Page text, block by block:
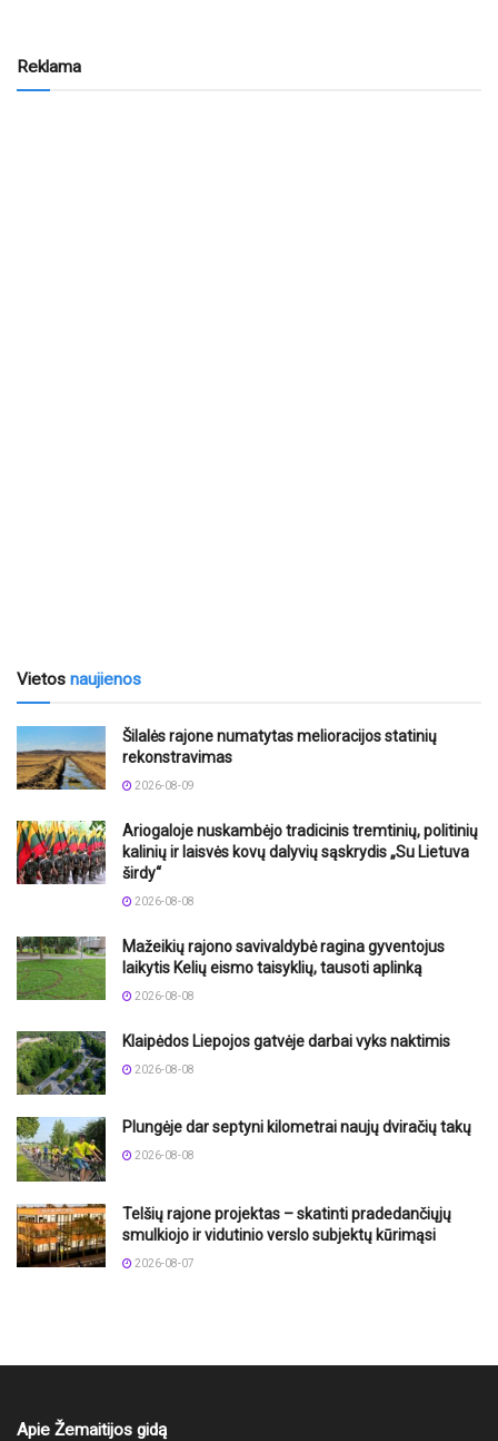
Reklama
Vietos naujienos
Šilalės rajone numatytas melioracijos statinių
rekonstravimas
2026-08-09
Ariogaloje nuskambėjo tradicinis tremtinių, politinių
kalinių ir laisvės kovų dalyvių sąskrydis „Su Lietuva
širdy“
2026-08-08
Mažeikių rajono savivaldybė ragina gyventojus
laikytis Kelių eismo taisyklių, tausoti aplinką
2026-08-08
Klaipėdos Liepojos gatvėje darbai vyks naktimis
2026-08-08
Plungėje dar septyni kilometrai naujų dviračių takų
2026-08-08
Telšių rajone projektas – skatinti pradedančiųjų
smulkiojo ir vidutinio verslo subjektų kūrimąsi
2026-08-07
Apie Žemaitijos gidą